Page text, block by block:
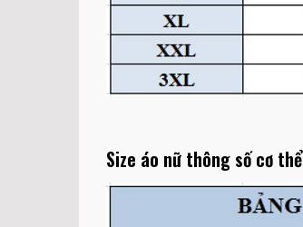
Size áo nữ thông số cơ thể